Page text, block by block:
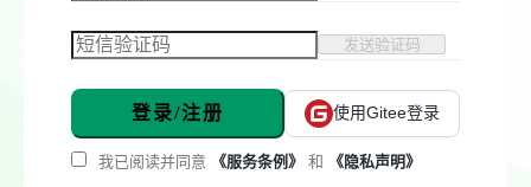
发送验证码
登录/注册 使用Gitee登录
我已阅读并同意 《服务条例》 和 《隐私声明》